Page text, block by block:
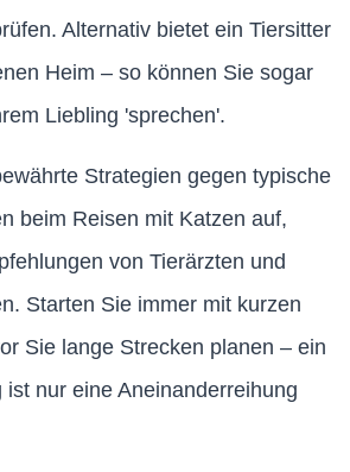
Alternativ bietet ein Tiersitter
Heim – so können Sie sogar
Liebling 'sprechen'.
Strategien gegen typische
beim Reisen mit Katzen auf,
von Tierärzten und
Starten Sie immer mit kurzen
Sie lange Strecken planen – ein
ist nur eine Aneinanderreihung